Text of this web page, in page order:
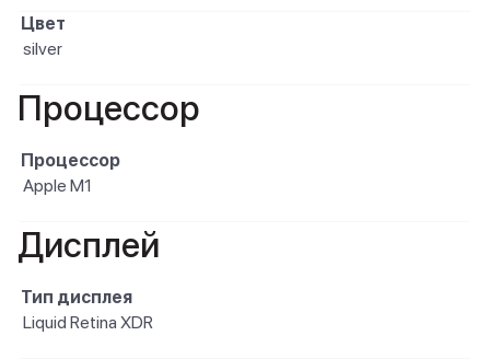
Цвет
silver
Процессор
Процессор
Apple M1
Дисплей
Тип дисплея
Liquid Retina XDR